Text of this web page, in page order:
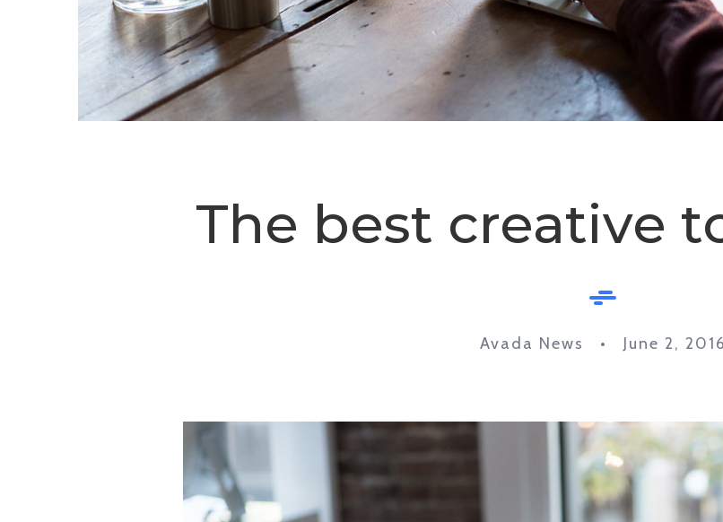
The best creative
Avada News • June 2, 2016